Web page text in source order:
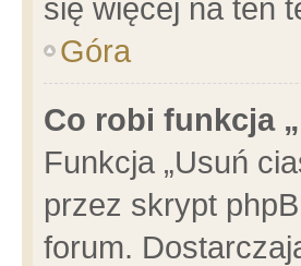
się więcej na ten
Góra
Co robi funkcja
Funkcja „Usuń
przez skrypt
forum.